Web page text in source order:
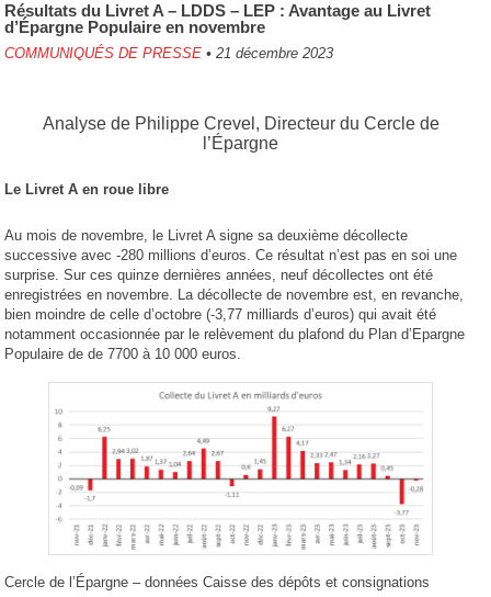
Résultats du Livret A – LDDS – LEP : Avantage au Livret
d’Épargne Populaire en novembre
COMMUNIQUÉS DE PRESSE • 21 décembre 2023
Analyse de Philippe Crevel, Directeur du Cercle de
l’Épargne
Le Livret A en roue libre
Au mois de novembre, le Livret A signe sa deuxième décollecte
successive avec -280 millions d’euros. Ce résultat n’est pas en soi une
surprise. Sur ces quinze dernières années, neuf décollectes ont été
enregistrées en novembre. La décollecte de novembre est, en revanche,
bien moindre de celle d’octobre (-3,77 milliards d’euros) qui avait été
notamment occasionnée par le relèvement du plafond du Plan d’Epargne
Populaire de de 7700 à 10 000 euros.
Cercle de l’Épargne – données Caisse des dépôts et consignations